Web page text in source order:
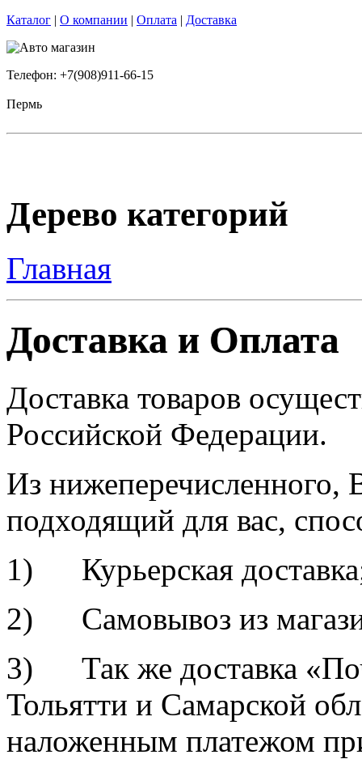
Каталог | О компании | Оплата | Доставка
Телефон: +7(908)911-66-15
Пермь
Дерево категорий
Главная
Доставка и Оплата
Доставка товаров
Российской Федерации.
Из
подходящий для вас,
1) Курьерская
2) Самовывоз из
3) Так же доставка
Тольятти и Самарской
наложенным платежом